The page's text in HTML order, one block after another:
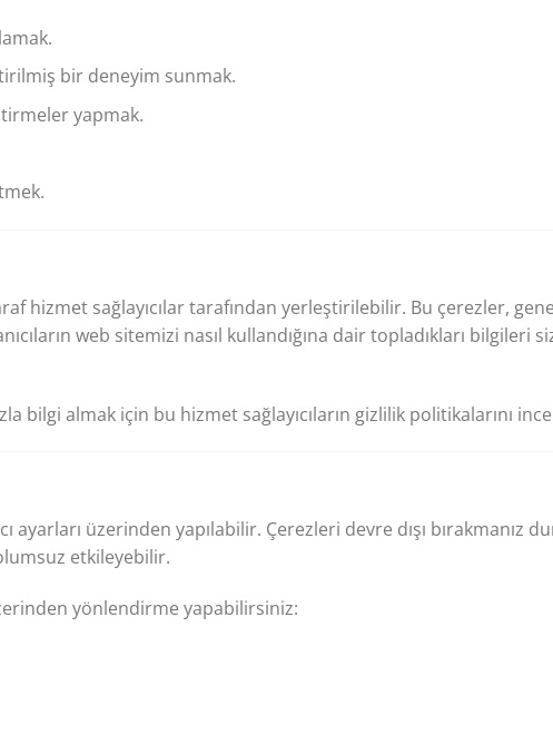
bir deneyim sunmak.
yapmak.
hizmet sağlayıcılar tarafından yerleştirilebilir. Bu çerezler,
web sitemizi nasıl kullandığına dair topladıkları
bilgi almak için bu hizmet sağlayıcıların gizlilik politikalarını
ayarları üzerinden yapılabilir. Çerezleri devre dışı
etkileyebilir.
yönlendirme yapabilirsiniz: